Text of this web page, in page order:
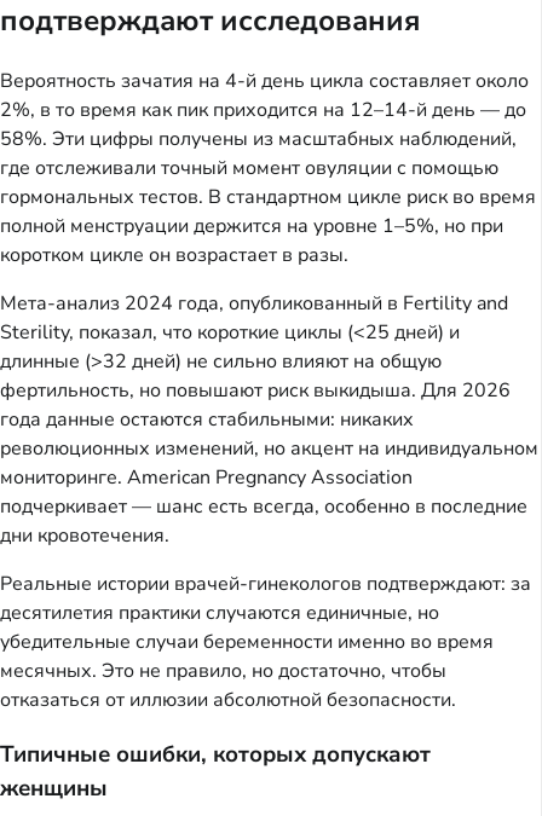
подтверждают исследования
Вероятность зачатия на 4-й день цикла составляет около
2%, в то время как пик приходится на 12–14-й день — до
58%. Эти цифры получены из масштабных наблюдений,
где отслеживали точный момент овуляции с помощью
гормональных тестов. В стандартном цикле риск во время
полной менструации держится на уровне 1–5%, но при
коротком цикле он возрастает в разы.
Мета-анализ 2024 года, опубликованный в Fertility and
Sterility, показал, что короткие циклы (<25 дней) и
длинные (>32 дней) не сильно влияют на общую
фертильность, но повышают риск выкидыша. Для 2026
года данные остаются стабильными: никаких
революционных изменений, но акцент на индивидуальном
мониторинге. American Pregnancy Association
подчеркивает — шанс есть всегда, особенно в последние
дни кровотечения.
Реальные истории врачей-гинекологов подтверждают: за
десятилетия практики случаются единичные, но
убедительные случаи беременности именно во время
месячных. Это не правило, но достаточно, чтобы
отказаться от иллюзии абсолютной безопасности.
Типичные ошибки, которых допускают
женщины